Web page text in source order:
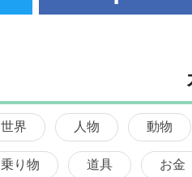
世界 人物 動物
乗り物 道具 お金